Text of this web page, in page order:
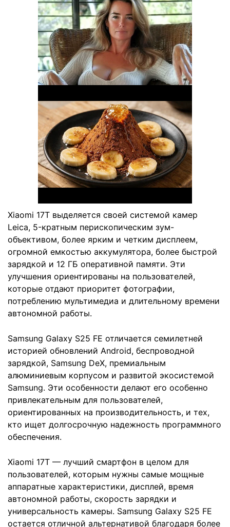
Xiaomi 17T выделяется своей системой камер
Leica, 5-кратным перископическим зум-
объективом, более ярким и четким дисплеем,
огромной емкостью аккумулятора, более быстрой
зарядкой и 12 ГБ оперативной памяти. Эти
улучшения ориентированы на пользователей,
которые отдают приоритет фотографии,
потреблению мультимедиа и длительному времени
автономной работы.
Samsung Galaxy S25 FE отличается семилетней
историей обновлений Android, беспроводной
зарядкой, Samsung DeX, премиальным
алюминиевым корпусом и развитой экосистемой
Samsung. Эти особенности делают его особенно
привлекательным для пользователей,
ориентированных на производительность, и тех,
кто ищет долгосрочную надежность программного
обеспечения.
Xiaomi 17T — лучший смартфон в целом для
пользователей, которым нужны самые мощные
аппаратные характеристики, дисплей, время
автономной работы, скорость зарядки и
универсальность камеры. Samsung Galaxy S25 FE
остается отличной альтернативой благодаря более